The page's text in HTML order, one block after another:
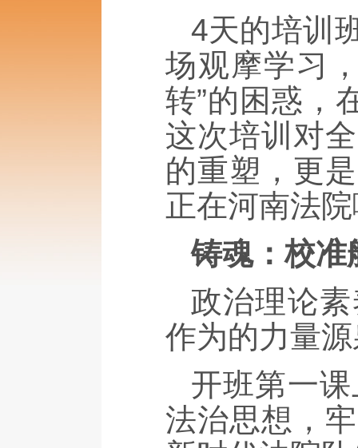
4天的培训
场观摩学习
转”的困惑，
这次培训对
的重塑，更
正在河南法
铸魂：校准
政治理论
作为的力量
开班第一
法治思想，